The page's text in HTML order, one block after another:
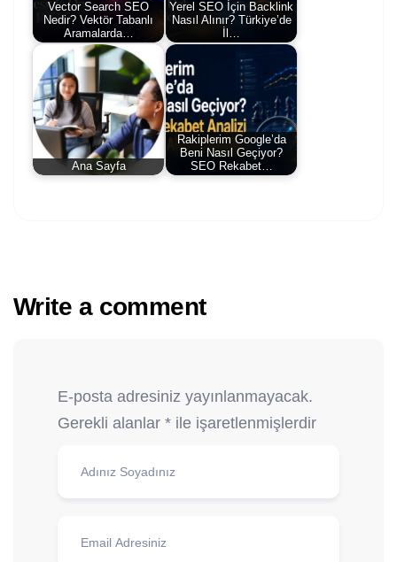
Vector Search SEO
Nedir? Vektör Tabanlı
Aramalarda…
Yerel SEO İçin Backlink
Nasıl Alınır? Türkiye’de
İl…
Ana Sayfa
Rakiplerim Google’da
Beni Nasıl Geçiyor?
SEO Rekabet…
Write a comment
E-posta adresiniz yayınlanmayacak.
Gerekli alanlar * ile işaretlenmişlerdir